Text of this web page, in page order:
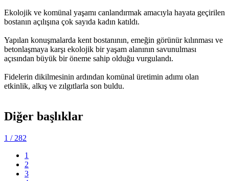
Ekolojik ve komünal yaşamı canlandırmak amacıyla hayata geçirilen
bostanın açılışına çok sayıda kadın katıldı.
Yapılan konuşmalarda kent bostanının, emeğin görünür kılınması ve
betonlaşmaya karşı ekolojik bir yaşam alanının savunulması
açısından büyük bir öneme sahip olduğu vurgulandı.
Fidelerin dikilmesinin ardından komünal üretimin adımı olan
etkinlik, alkış ve zılgıtlarla son buldu.
Diğer başlıklar
1 / 282
1
2
3